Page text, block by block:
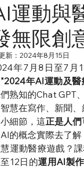
運動與
無限創
新： 2024年8月15日
年7月8日至7月
"2024年AI運動及
熟知的Chat GPT
慧在寫作、新聞
細節 ，這正是人
的概念實際去了
運動醫療遊戲？
12日的運用AI製